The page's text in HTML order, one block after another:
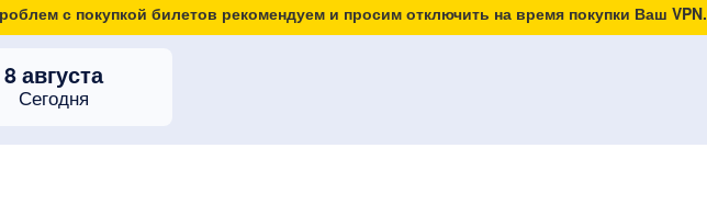
с покупкой билетов рекомендуем и просим отключить на время покупки Ваш VPN.
8 августа
Сегодня